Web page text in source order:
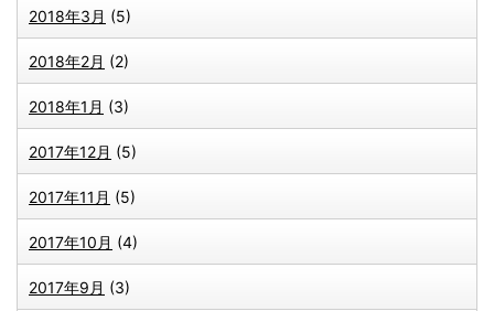
2018年3月 (5)
2018年2月 (2)
2018年1月 (3)
2017年12月 (5)
2017年11月 (5)
2017年10月 (4)
2017年9月 (3)